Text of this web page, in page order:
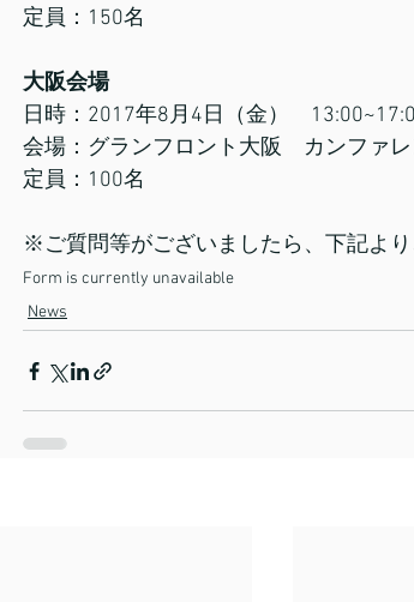
定員：150名
大阪会場
日時：2017年8月4日（金）　
会場：グランフロント大阪　カンファ
定員：100名
※ご質問等がございましたら、下記より
Form is currently unavailable
News